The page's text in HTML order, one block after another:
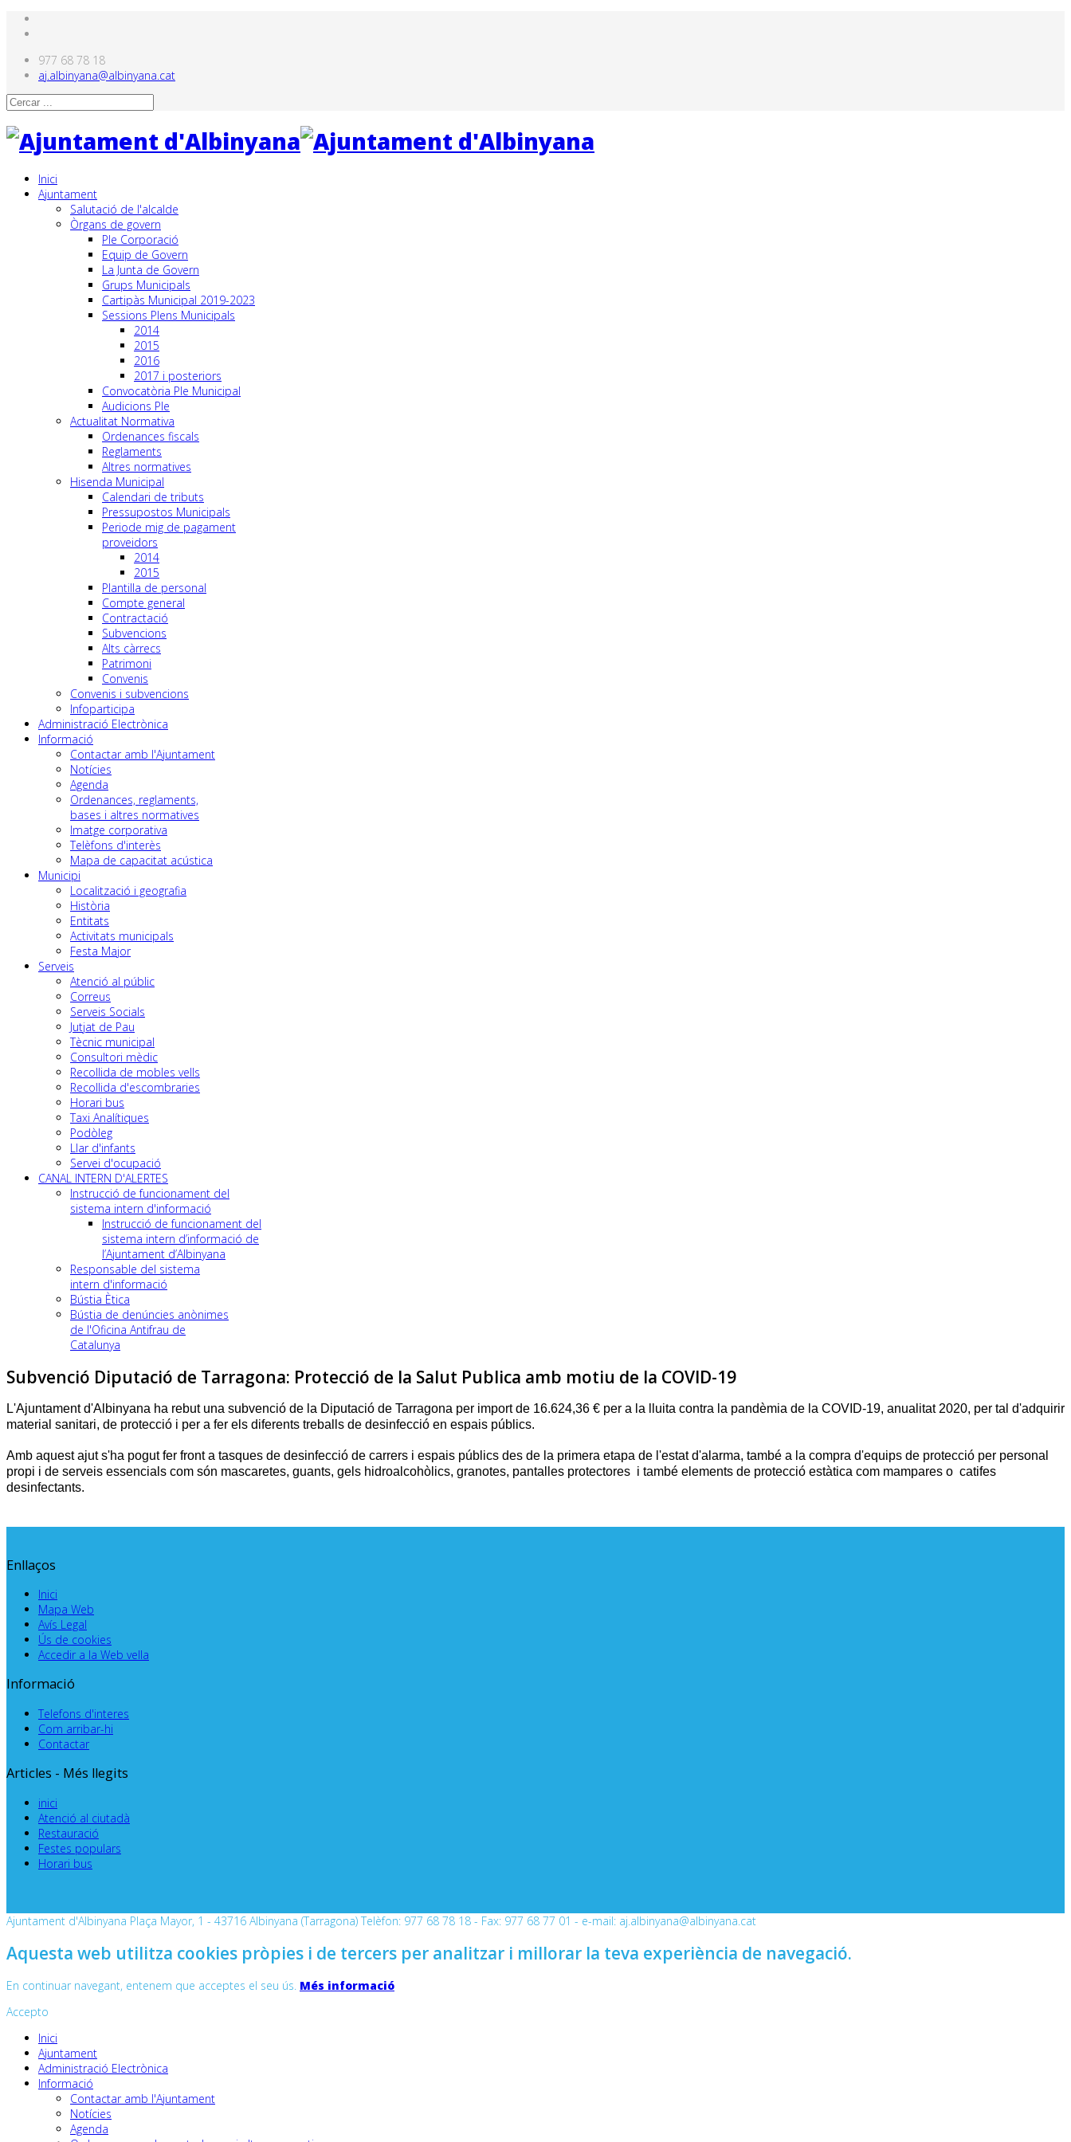
977 68 78 18
aj.albinyana@albinyana.cat
Inici
Ajuntament
Salutació de l'alcalde
Òrgans de govern
Ple Corporació
Equip de Govern
La Junta de Govern
Grups Municipals
Cartipàs Municipal 2019-2023
Sessions Plens Municipals
2014
2015
2016
2017 i posteriors
Convocatòria Ple Municipal
Audicions Ple
Actualitat Normativa
Ordenances fiscals
Reglaments
Altres normatives
Hisenda Municipal
Calendari de tributs
Pressupostos Municipals
Periode mig de pagament
proveidors
2014
2015
Plantilla de personal
Compte general
Contractació
Subvencions
Alts càrrecs
Patrimoni
Convenis
Convenis i subvencions
Infoparticipa
Administració Electrònica
Informació
Contactar amb l'Ajuntament
Notícies
Agenda
Ordenances, reglaments,
bases i altres normatives
Imatge corporativa
Telèfons d'interès
Mapa de capacitat acústica
Municipi
Localització i geografia
Història
Entitats
Activitats municipals
Festa Major
Serveis
Atenció al públic
Correus
Serveis Socials
Jutjat de Pau
Tècnic municipal
Consultori mèdic
Recollida de mobles vells
Recollida d'escombraries
Horari bus
Taxi Analítiques
Podòleg
Llar d'infants
Servei d'ocupació
CANAL INTERN D'ALERTES
Instrucció de funcionament del
sistema intern d'informació
Instrucció de funcionament del
sistema intern d’informació de
l’Ajuntament d’Albinyana
Responsable del sistema
intern d'informació
Bústia Ètica
Bústia de denúncies anònimes
de l'Oficina Antifrau de
Catalunya
Subvenció Diputació de Tarragona: Protecció de la Salut Publica amb motiu de la COVID-19
L'Ajuntament d'Albinyana ha rebut una subvenció de la Diputació de Tarragona per import de 16.624,36 € per a la lluita contra la pandèmia de la COVID-19, anualitat 2020, per tal d'adquirir
material sanitari, de protecció i per a fer els diferents treballs de desinfecció en espais públics.
Amb aquest ajut s'ha pogut fer front a tasques de desinfecció de carrers i espais públics des de la primera etapa de l'estat d'alarma, també a la compra d'equips de protecció per personal
propi i de serveis essencials com són mascaretes, guants, gels hidroalcohòlics, granotes, pantalles protectores i també elements de protecció estàtica com mampares o catifes
desinfectants.
Enllaços
Inici
Mapa Web
Avís Legal
Ús de cookies
Accedir a la Web vella
Informació
Telefons d'interes
Com arribar-hi
Contactar
Articles - Més llegits
inici
Atenció al ciutadà
Restauració
Festes populars
Horari bus
Ajuntament d'Albinyana Plaça Mayor, 1 - 43716 Albinyana (Tarragona) Telèfon: 977 68 78 18 - Fax: 977 68 77 01 - e-mail: aj.albinyana@albinyana.cat
Aquesta web utilitza cookies pròpies i de tercers per analitzar i millorar la teva experiència de navegació.
En continuar navegant, entenem que acceptes el seu ús. Més informació
Accepto
Inici
Ajuntament
Administració Electrònica
Informació
Contactar amb l'Ajuntament
Notícies
Agenda